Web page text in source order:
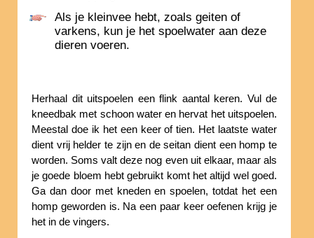
Als je kleinvee hebt, zoals geiten of
varkens, kun je het spoelwater aan deze
dieren voeren.
Herhaal dit uitspoelen een flink aantal keren. Vul de
kneedbak met schoon water en hervat het uitspoelen.
Meestal doe ik het een keer of tien. Het laatste water
dient vrij helder te zijn en de seitan dient een homp te
worden. Soms valt deze nog even uit elkaar, maar als
je goede bloem hebt gebruikt komt het altijd wel goed.
Ga dan door met kneden en spoelen, totdat het een
homp geworden is. Na een paar keer oefenen krijg je
het in de vingers.